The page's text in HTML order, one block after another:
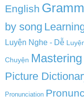
English
by song
Luyện Nghe - Dễ
Chuyện
Picture
Pronunciation